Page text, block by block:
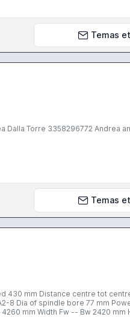
Temas
Dalla Torre 3358296772 Andrea
Temas
430 mm Distance centre tot
8 Dia of spindle bore 77 mm
mm Width Fw -- Bw 2420 mm